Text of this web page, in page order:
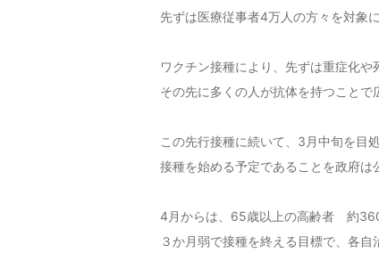
先ずは医療従事者4万人の方々を対象
ワクチン接種により、先ずは重症化や
その先に多くの人が抗体を持つことで
この先行接種に続いて、3月中旬を目
接種を始める予定であることを政府は
4月からは、65歳以上の高齢者 約
３か月弱で接種を終える目標で、各自